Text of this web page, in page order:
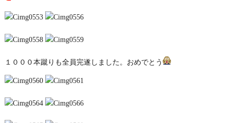
１０００本蹴りも全員完遂しました。おめでとう